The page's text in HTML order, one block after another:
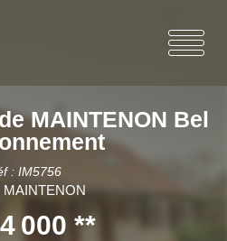
MAINTENON Bel
: IM5756
MAINTENON
000 **